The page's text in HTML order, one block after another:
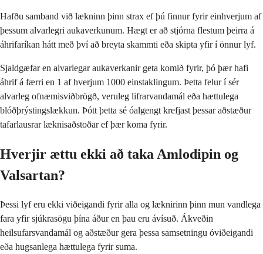
Hafðu samband við lækninn þinn strax ef þú finnur fyrir einhverjum af
þessum alvarlegri aukaverkunum. Hægt er að stjórna flestum þeirra á
áhrifaríkan hátt með því að breyta skammti eða skipta yfir í önnur lyf.
Sjaldgæfar en alvarlegar aukaverkanir geta komið fyrir, þó þær hafi
áhrif á færri en 1 af hverjum 1000 einstaklingum. Þetta felur í sér
alvarleg ofnæmisviðbrögð, veruleg lifrarvandamál eða hættulega
blóðþrýstingslækkun. Þótt þetta sé óalgengt krefjast þessar aðstæður
tafarlausrar læknisaðstoðar ef þær koma fyrir.
Hverjir ættu ekki að taka Amlodipin og
Valsartan?
Þessi lyf eru ekki viðeigandi fyrir alla og læknirinn þinn mun vandlega
fara yfir sjúkrasögu þína áður en þau eru ávísuð. Ákveðin
heilsufarsvandamál og aðstæður gera þessa samsetningu óviðeigandi
eða hugsanlega hættulega fyrir suma.